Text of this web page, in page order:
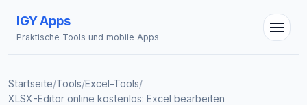
IGY Apps
Praktische Tools und mobile Apps
Startseite/Tools/Excel-Tools/
XLSX-Editor online kostenlos: Excel bearbeiten
Online — Fragen Sie mich